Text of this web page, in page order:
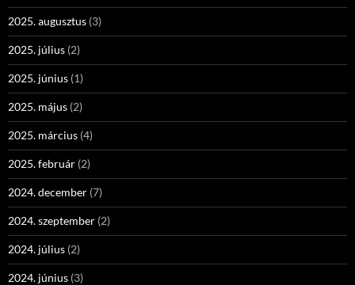
2025. augusztus (3)
2025. július (2)
2025. június (1)
2025. május (2)
2025. március (4)
2025. február (2)
2024. december (7)
2024. szeptember (2)
2024. július (2)
2024. június (3)